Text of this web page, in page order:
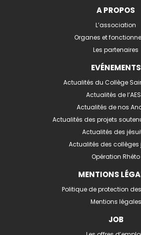
A PROPOS
L’association
Organes et
Les partenaires
EVÉNEMENTS
Actualités du Collège
Actualités de
Actualités de nos
Actualités des projets
Actualités des
Actualités des collèges
Opération Rhéto
MENTIONS
Politique de protection
Mentions légales
JOB